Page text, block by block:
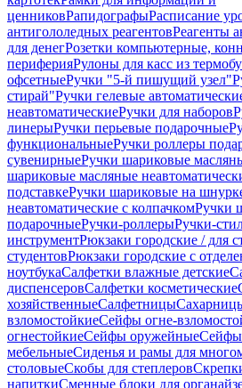
ценниковРапидографыРасписание
антигололедных реагентовРеагенты
для денегРозетки компьютерные,
периферияРулоны для касс из
офсетныеРучки "5-й пишущий узел"
стирай"Ручки гелевые
неавтоматическиеРучки для наборов
линерыРучки перьевые подарочные
функциональныеРучки роллеры
сувенирныеРучки шариковые
шариковые масляные
подставкеРучки шариковые на
неавтоматические с колпачкомРучки
подарочныеРучки-роллерыРучки-
инструментРюкзаки городские / для
студентовРюкзаки городские с
ноутбукаСалфетки влажные детские
диспенсеровСалфетки косметические
хозяйственныеСалфетницы
взломостойкиеСейфы огне-
огнестойкиеСейфы оружейные
мебельныеСиденья и рамы для
столовыеСкобы для степлеров
напиткиСменные блоки для